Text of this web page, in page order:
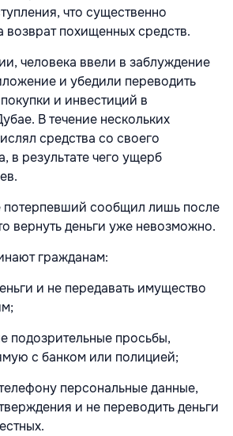
что существенно
похищенных средств.
человека ввели в заблуждение
и убедили переводить
и инвестиций в
В течение нескольких
средства со своего
в результате чего ущерб
сообщил лишь после
вернуть деньги уже невозможно.
гражданам:
и не передавать имущество
подозрительные просьбы,
с банком или полицией;
персональные данные,
и не переводить деньги